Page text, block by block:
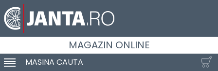
MAGAZIN ONLINE
SCHIMBA NAVIGAREA
MASINA CAUTA